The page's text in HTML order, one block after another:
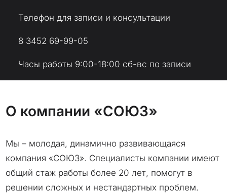
Телефон для записи и консультации
8 3452 69-99-05
Часы работы 9:00-18:00 сб-вс по записи
О компании «СОЮЗ»
Мы – молодая, динамично развивающаяся
компания «СОЮЗ». Специалисты компании имеют
общий стаж работы более 20 лет, помогут в
решении сложных и нестандартных проблем.